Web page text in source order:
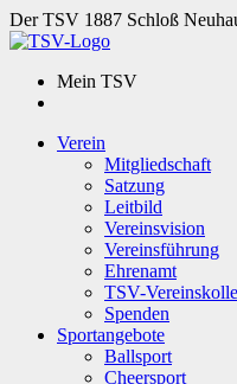
Der TSV 1887 Schloß
Mein TSV
Verein
Mitgliedschaft
Satzung
Leitbild
Vereinsvision
Vereinsführung
Ehrenamt
TSV-
Spenden
Sportangebote
Ballsport
Cheersport